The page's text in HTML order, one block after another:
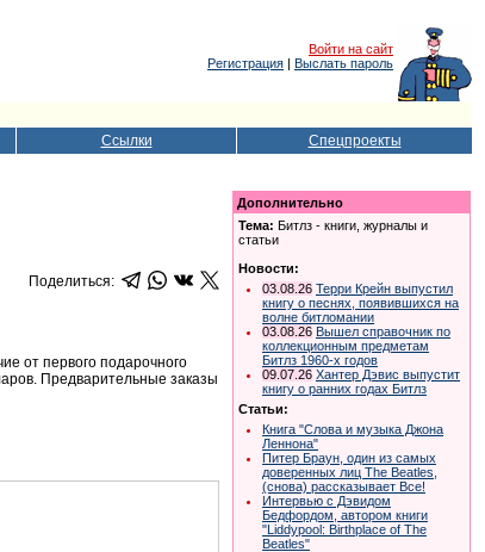
Войти на сайт
Регистрация | Выслать пароль
Ссылки Спецпроекты
Поделиться:
от первого подарочного
Предварительные заказы
Дополнительно
Тема: Битлз - книги, журналы и
статьи
Новости:
03.08.26 Терри Крейн выпустил
книгу о песнях, появившихся на
волне битломании
03.08.26 Вышел справочник по
коллекционным предметам
Битлз 1960-х годов
09.07.26 Хантер Дэвис выпустит
книгу о ранних годах Битлз
Статьи:
Книга "Слова и музыка Джона
Леннона"
Питер Браун, один из самых
доверенных лиц The Beatles,
(снова) рассказывает Все!
Интервью с Дэвидом
Бедфордом, автором книги
"Liddypool: Birthplace of The
Beatles"